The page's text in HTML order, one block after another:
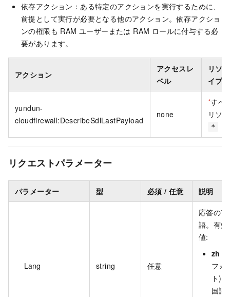
依存アクション：ある特定のアクションを実行するために、
前提として実行が必要となる他のアクション。依存アクショ
ンの権限も RAM ユーザーまたは RAM ロールに付与する必
要があります。
アクション
アクセスレ
ベル
リソ
イプ
yundun-
cloudfirewall:DescribeSdlLastPayload
none
*すべ
リソ
*
リクエストパラメーター
パラメーター 型 必須 / 任意 説明
Lang string 任意
応答の言
語。有効
値:
zh
フォ
ト):
国語